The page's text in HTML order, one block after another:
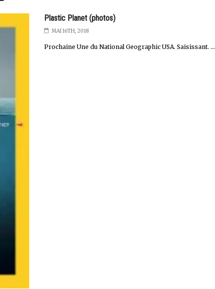
Plastic Planet (photos)
MAI 16TH, 2018
Prochaine Une du National Geographic USA. Saisissant. ...